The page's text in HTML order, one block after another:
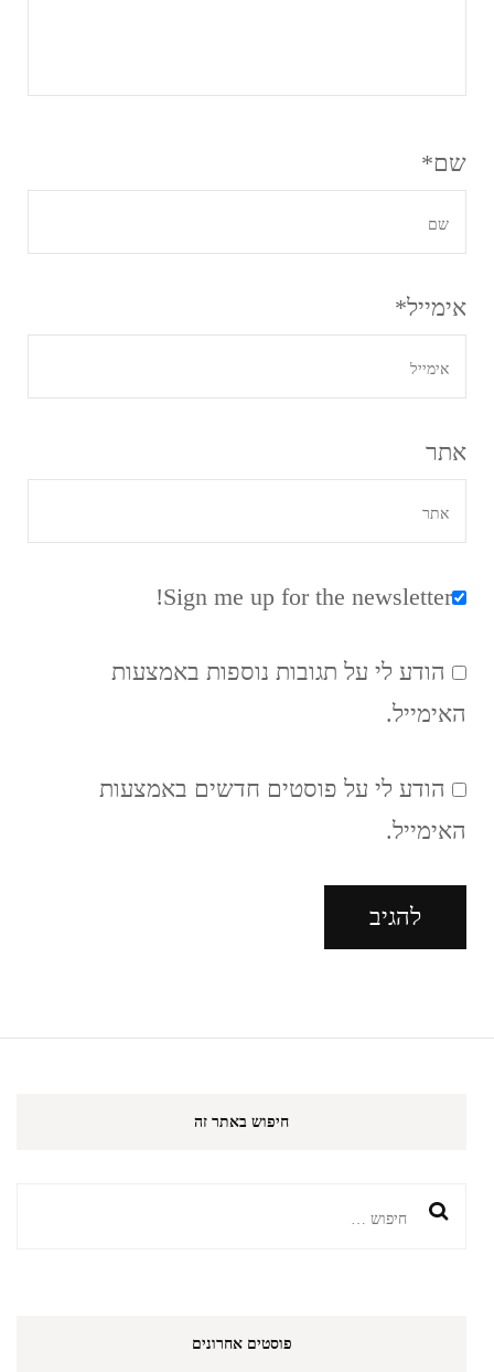
שם*
אימייל*
אתר
Sign me up for the newsletter!
הודע לי על תגובות נוספות באמצעות
האימייל.
הודע לי על פוסטים חדשים באמצעות
האימייל.
חיפוש באתר זה
חיפוש:
פוסטים אחרונים